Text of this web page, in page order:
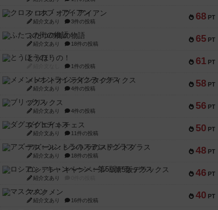
68 PT
クロス・オブ・アイアン
紹介文あり 3件の投稿
65 PT
ふたつの街の物語
紹介文あり 18件の投稿
61 PT
とうほうの！
1件の投稿
58 PT
メメントオンラインタクティクス
紹介文あり 4件の投稿
56 PT
ブリックス
紹介文あり 4件の投稿
50 PT
ダグエイトチェス
紹介文あり 11件の投稿
48 PT
アズール：シントラのステンドグラス
紹介文あり 18件の投稿
46 PT
ロシアン・キャンペーン：第5版デラックス
紹介文あり
40 PT
マスクメン
紹介文あり 16件の投稿